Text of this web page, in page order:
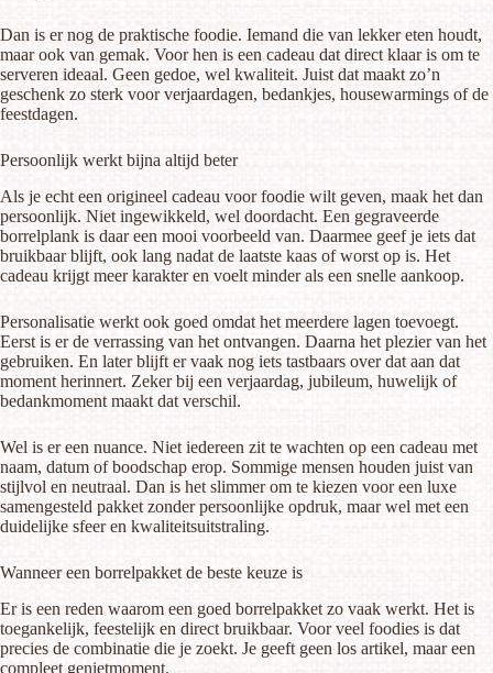
Dan is er nog de praktische foodie. Iemand die van lekker eten houdt,
maar ook van gemak. Voor hen is een cadeau dat direct klaar is om te
serveren ideaal. Geen gedoe, wel kwaliteit. Juist dat maakt zo’n
geschenk zo sterk voor verjaardagen, bedankjes, housewarmings of de
feestdagen.
Persoonlijk werkt bijna altijd beter
Als je echt een origineel cadeau voor foodie wilt geven, maak het dan
persoonlijk. Niet ingewikkeld, wel doordacht. Een gegraveerde
borrelplank is daar een mooi voorbeeld van. Daarmee geef je iets dat
bruikbaar blijft, ook lang nadat de laatste kaas of worst op is. Het
cadeau krijgt meer karakter en voelt minder als een snelle aankoop.
Personalisatie werkt ook goed omdat het meerdere lagen toevoegt.
Eerst is er de verrassing van het ontvangen. Daarna het plezier van het
gebruiken. En later blijft er vaak nog iets tastbaars over dat aan dat
moment herinnert. Zeker bij een verjaardag, jubileum, huwelijk of
bedankmoment maakt dat verschil.
Wel is er een nuance. Niet iedereen zit te wachten op een cadeau met
naam, datum of boodschap erop. Sommige mensen houden juist van
stijlvol en neutraal. Dan is het slimmer om te kiezen voor een luxe
samengesteld pakket zonder persoonlijke opdruk, maar wel met een
duidelijke sfeer en kwaliteitsuitstraling.
Wanneer een borrelpakket de beste keuze is
Er is een reden waarom een goed borrelpakket zo vaak werkt. Het is
toegankelijk, feestelijk en direct bruikbaar. Voor veel foodies is dat
precies de combinatie die je zoekt. Je geeft geen los artikel, maar een
compleet genietmoment.